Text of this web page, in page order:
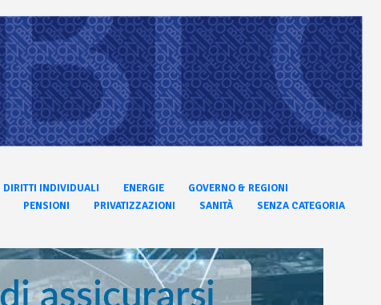
DIRITTI INDIVIDUALI ENERGIE
GOVERNO & REGIONI
PENSIONI PRIVATIZZAZIONI SANITÀ
SENZA CATEGORIA